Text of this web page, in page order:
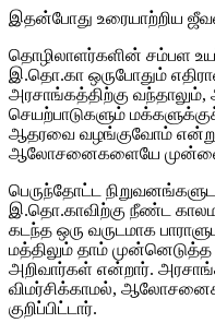
இதன்போது உரையாற்றிய
தொழிலாளர்களின் சம்பள
இ.தொ.கா ஒருபோதும்
அரசாங்கத்திற்கு
செயற்பாடுகளும்
ஆதரவை வழங்குவோம்
ஆலோசனைகளையே
பெருந்தோட்ட
இ.தொ.காவிற்கு நீண்ட
கடந்த ஒரு வருடமாக
மத்திலும் தாம்
அறிவார்கள் என்றார்.
விமர்சிக்காமல்,
குறிப்பிட்டார்.